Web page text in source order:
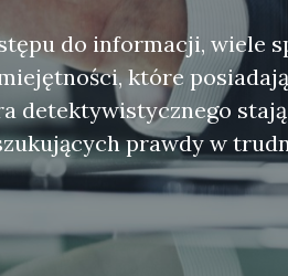
do informacji, wiele
które
detektywistycznego
prawdy w